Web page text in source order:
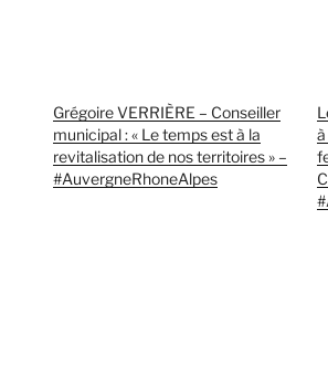
Grégoire VERRIÈRE – Conseiller
municipal : « Le temps est à la
revitalisation de nos territoires » –
#AuvergneRhoneAlpes